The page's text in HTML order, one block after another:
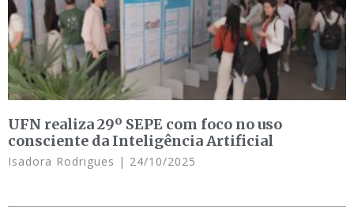
UFN realiza 29º SEPE com foco no uso
consciente da Inteligência Artificial
Isadora Rodrigues 24/10/2025